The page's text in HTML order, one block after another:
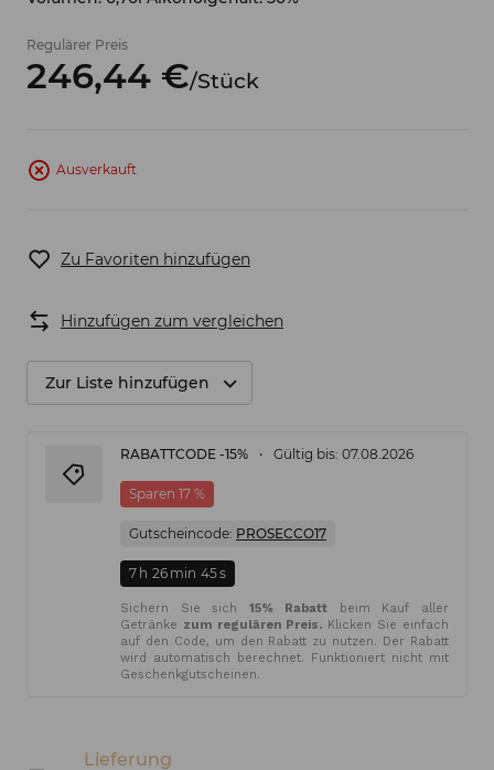
Regulärer Preis
246,44 €/Stück
Ausverkauft
Zu Favoriten hinzufügen
Hinzufügen zum vergleichen
Zur Liste hinzufügen
RABATTCODE -15% Gültig bis: 07.08.2026
Sparen 17 %
Gutscheincode: PROSECCO17
7 h 26 min 45s
Sichern Sie sich15% Rabattbeim Kauf aller
Getränke zum regulären Preis. Klicken Sie einfach
auf den Code, um den Rabatt zu nutzen. Der Rabatt
wird automatisch berechnet. Funktioniert nicht mit
Geschenkgutscheinen.
Lieferung